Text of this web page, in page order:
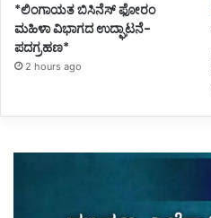
*ಲಿಂಗಾಯತ ಬಿಸಿನೆಸ್ ಫೋರಂ
ಮಹಿಳಾ ವಿಭಾಗದ ಉದ್ಘಾಟನೆ-
ಪದಗ್ರಹಣ*
2 hours ago